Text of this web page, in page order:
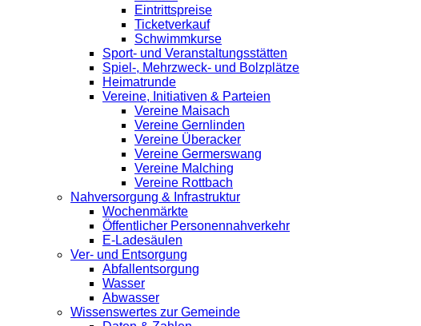
Eintrittspreise
Ticketverkauf
Schwimmkurse
Sport- und Veranstaltungsstätten
Spiel-, Mehrzweck- und Bolzplätze
Heimatrunde
Vereine, Initiativen & Parteien
Vereine Maisach
Vereine Gernlinden
Vereine Überacker
Vereine Germerswang
Vereine Malching
Vereine Rottbach
Nahversorgung & Infrastruktur
Wochenmärkte
Öffentlicher Personennahverkehr
E-Ladesäulen
Ver- und Entsorgung
Abfallentsorgung
Wasser
Abwasser
Wissenswertes zur Gemeinde